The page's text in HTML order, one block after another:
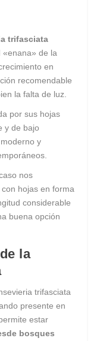
trifasciata
«enana» de la
en
recomendable
la falta de luz.
por sus hojas
y de bajo
y
nos
hojas en forma
considerable
buena opción
la
trifasciata
presente en
estar
bosques